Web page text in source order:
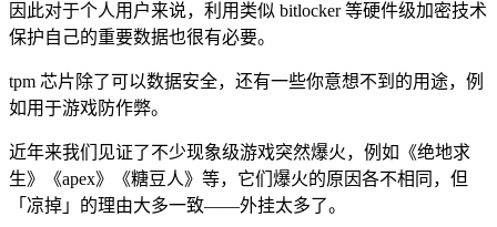
因此对于个人用户来说，利用类似 bitlocker 等硬件级加密技术
保护自己的重要数据也很有必要。
tpm 芯片除了可以数据安全，还有一些你意想不到的用途，例
如用于游戏防作弊。
近年来我们见证了不少现象级游戏突然爆火，例如《绝地求
生》《apex》《糖豆人》等，它们爆火的原因各不相同，但
「凉掉」的理由大多一致——外挂太多了。